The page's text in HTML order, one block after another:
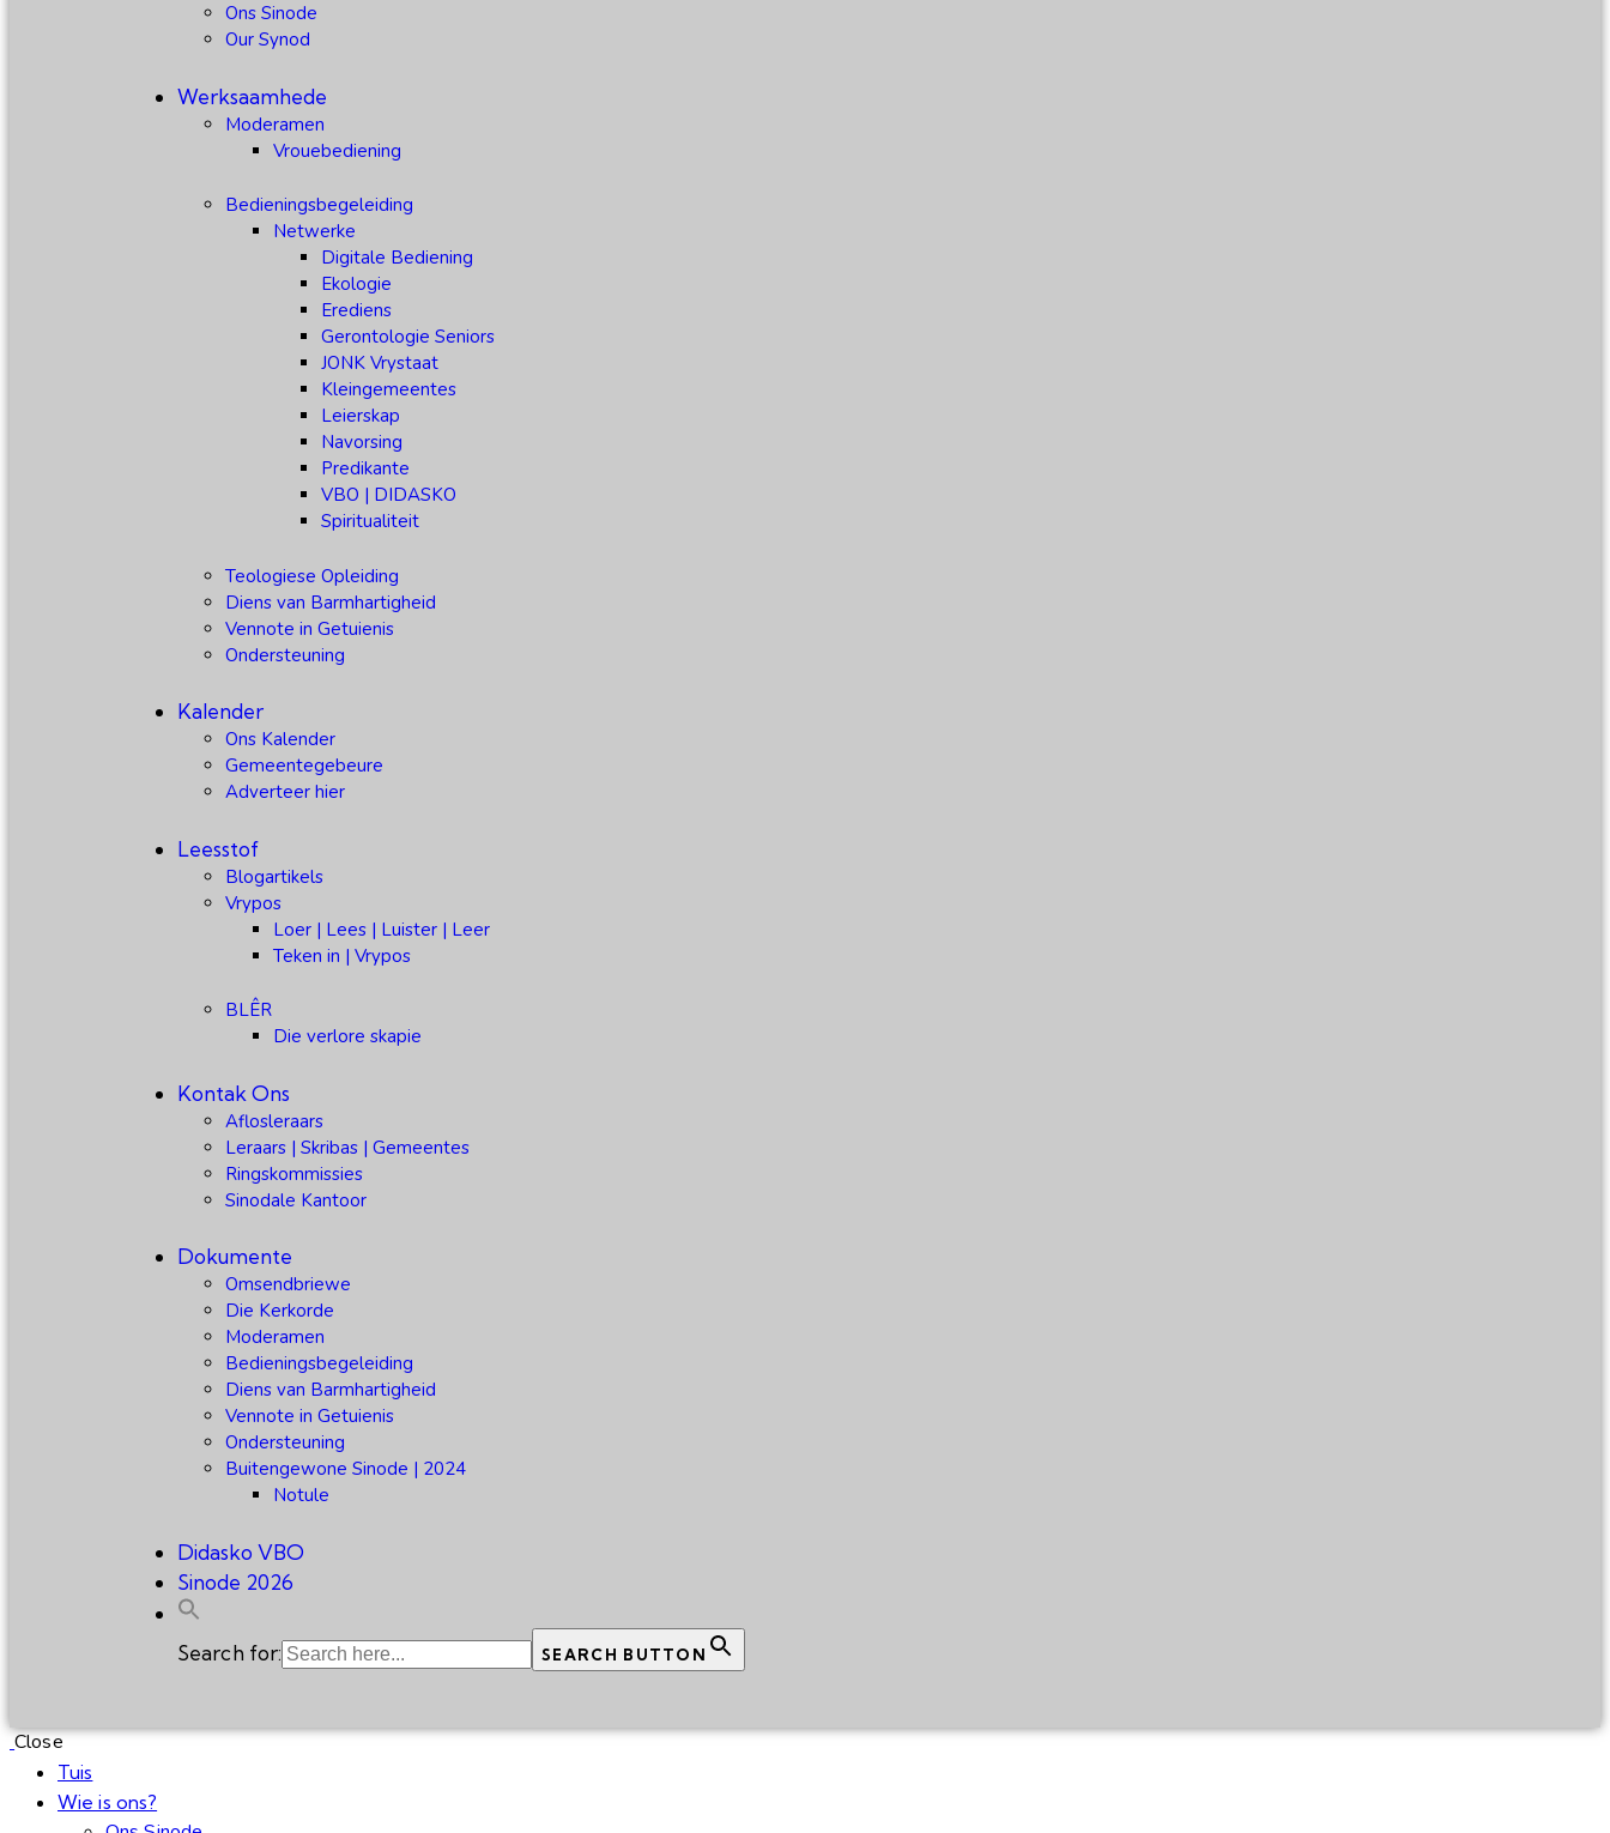
Ons Sinode
Our Synod
Werksaamhede
Moderamen
Vrouebediening
Bedieningsbegeleiding
Netwerke
Digitale Bediening
Ekologie
Erediens
Gerontologie Seniors
JONK Vrystaat
Kleingemeentes
Leierskap
Navorsing
Predikante
VBO | DIDASKO
Spiritualiteit
Teologiese Opleiding
Diens van Barmhartigheid
Vennote in Getuienis
Ondersteuning
Kalender
Ons Kalender
Gemeentegebeure
Adverteer hier
Leesstof
Blogartikels
Vrypos
Loer | Lees | Luister | Leer
Teken in | Vrypos
BLÊR
Die verlore skapie
Kontak Ons
Aflosleraars
Leraars | Skribas | Gemeentes
Ringskommissies
Sinodale Kantoor
Dokumente
Omsendbriewe
Die Kerkorde
Moderamen
Bedieningsbegeleiding
Diens van Barmhartigheid
Vennote in Getuienis
Ondersteuning
Buitengewone Sinode | 2024
Notule
Didasko VBO
Sinode 2026
Search for: SEARCH BUTTON
Close
Tuis
Wie is ons?